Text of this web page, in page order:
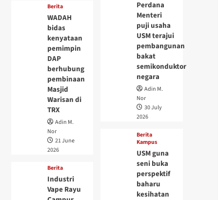
Berita
WADAH
bidas
kenyataan
pemimpin
DAP
berhubung
pembinaan
Masjid
Warisan di
TRX
Adin M.
Nor
21 June
2026
Berita
Industri
Vape Rayu
Perdana
Menteri
puji usaha
USM terajui
pembangunan
bakat
semikonduktor
negara
Adin M.
Nor
30 July
2026
Berita
Kampus
USM guna
seni buka
perspektif
baharu
kesihatan